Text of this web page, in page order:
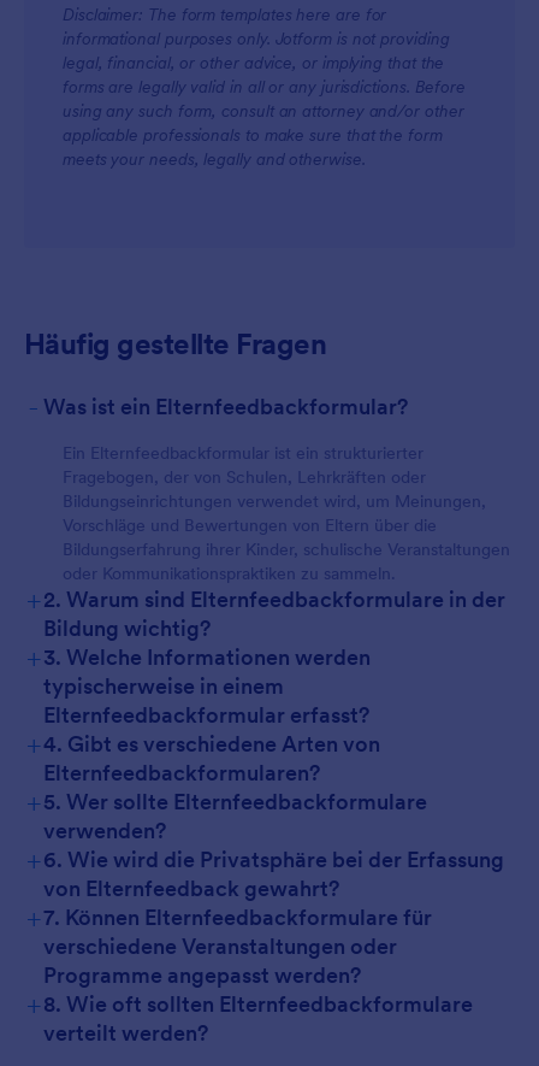
Disclaimer: The form templates here are for
informational purposes only. Jotform is not providing
legal, financial, or other advice, or implying that the
forms are legally valid in all or any jurisdictions. Before
using any such form, consult an attorney and/or other
applicable professionals to make sure that the form
meets your needs, legally and otherwise.
Häufig gestellte Fragen
- Was ist ein Elternfeedbackformular?
Ein Elternfeedbackformular ist ein strukturierter
Fragebogen, der von Schulen, Lehrkräften oder
Bildungseinrichtungen verwendet wird, um Meinungen,
Vorschläge und Bewertungen von Eltern über die
Bildungserfahrung ihrer Kinder, schulische Veranstaltungen
oder Kommunikationspraktiken zu sammeln.
+2. Warum sind Elternfeedbackformulare in der
Bildung wichtig?
+3. Welche Informationen werden
typischerweise in einem
Elternfeedbackformular erfasst?
+4. Gibt es verschiedene Arten von
Elternfeedbackformularen?
+5. Wer sollte Elternfeedbackformulare
verwenden?
+6. Wie wird die Privatsphäre bei der Erfassung
von Elternfeedback gewahrt?
+7. Können Elternfeedbackformulare für
verschiedene Veranstaltungen oder
Programme angepasst werden?
+8. Wie oft sollten Elternfeedbackformulare
verteilt werden?